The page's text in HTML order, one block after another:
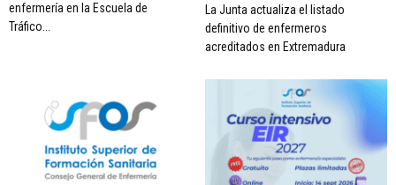
enfermería en la Escuela de
Tráfico...
La Junta actualiza el listado
definitivo de enfermeros
acreditados en Extremadura